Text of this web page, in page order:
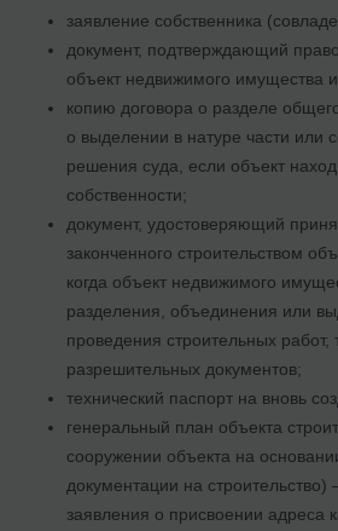
заявление собственника
документ, подтверждающий
объект недвижимого имущества
копию договора о разделе
о выделении в натуре части или
решения суда, если объект
собственности;
документ, удостоверяющий
законченного строительством
когда объект недвижимого
разделения, объединения или
проведения строительных
разрешительных документов;
технический паспорт на вновь
генеральный план объекта
сооружении объекта на
документации на строительство)
заявления о присвоении адреса